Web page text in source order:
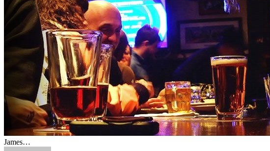
James…